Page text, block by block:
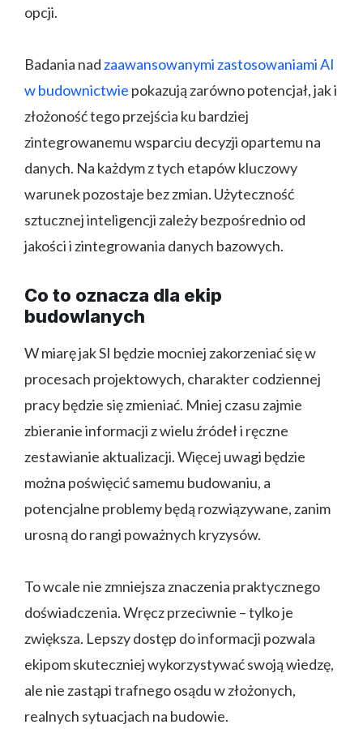
opcji.
Badania nad zaawansowanymi zastosowaniami AI
w budownictwie pokazują zarówno potencjał, jak i
złożoność tego przejścia ku bardziej
zintegrowanemu wsparciu decyzji opartemu na
danych. Na każdym z tych etapów kluczowy
warunek pozostaje bez zmian. Użyteczność
sztucznej inteligencji zależy bezpośrednio od
jakości i zintegrowania danych bazowych.
Co to oznacza dla ekip
budowlanych
W miarę jak SI będzie mocniej zakorzeniać się w
procesach projektowych, charakter codziennej
pracy będzie się zmieniać. Mniej czasu zajmie
zbieranie informacji z wielu źródeł i ręczne
zestawianie aktualizacji. Więcej uwagi będzie
można poświęcić samemu budowaniu, a
potencjalne problemy będą rozwiązywane, zanim
urosną do rangi poważnych kryzysów.
To wcale nie zmniejsza znaczenia praktycznego
doświadczenia. Wręcz przeciwnie – tylko je
zwiększa. Lepszy dostęp do informacji pozwala
ekipom skuteczniej wykorzystywać swoją wiedzę,
ale nie zastąpi trafnego osądu w złożonych,
realnych sytuacjach na budowie.